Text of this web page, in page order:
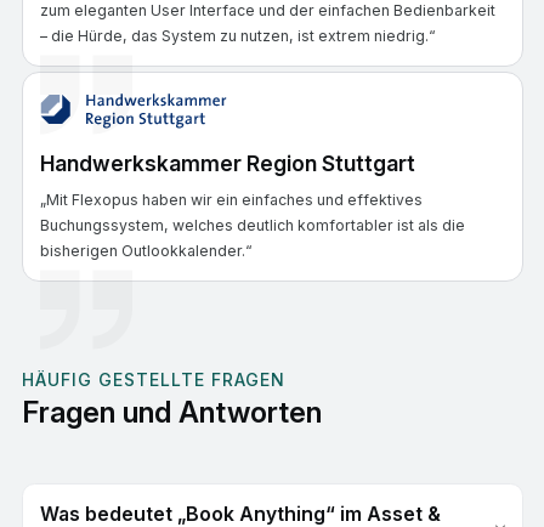
zum eleganten User Interface und der einfachen Bedienbarkeit
– die Hürde, das System zu nutzen, ist extrem niedrig.“
Handwerkskammer Region Stuttgart
„Mit Flexopus haben wir ein einfaches und effektives
Buchungssystem, welches deutlich komfortabler ist als die
bisherigen Outlookkalender.“
HÄUFIG GESTELLTE FRAGEN
Fragen und Antworten
Was bedeutet „Book Anything“ im Asset &